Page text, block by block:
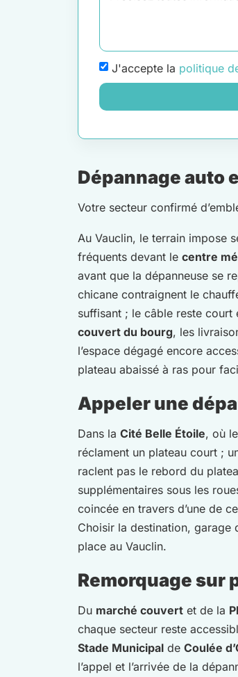
J'accepte la politique
Dépannage auto
Votre secteur confirmé
Au Vauclin, le terrain impose
fréquents devant le centre
avant que la dépanneuse se
chicane contraignent le
suffisant ; le câble reste
couvert du bourg, les
l’espace dégagé encore
plateau abaissé à ras pour
Appeler une
Dans la Cité Belle Étoile, où le
réclament un plateau court ;
raclent pas le rebord du
supplémentaires sous les
coincée en travers d’une de
Choisir la destination, garage
place au Vauclin.
Remorquage sur
Du marché couvert et de la
chaque secteur reste
Stade Municipal de Coulée
l’appel et l’arrivée de la